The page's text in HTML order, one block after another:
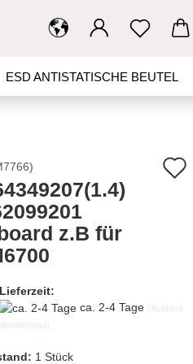
ESD ANTISTATISCHE BEUTEL
IR BORDS SCHALTER
KONTAKT
)
z.B für
Lieferzeit:
ca. 2-4 Tage (Ausland
abweichend)
1 Stück